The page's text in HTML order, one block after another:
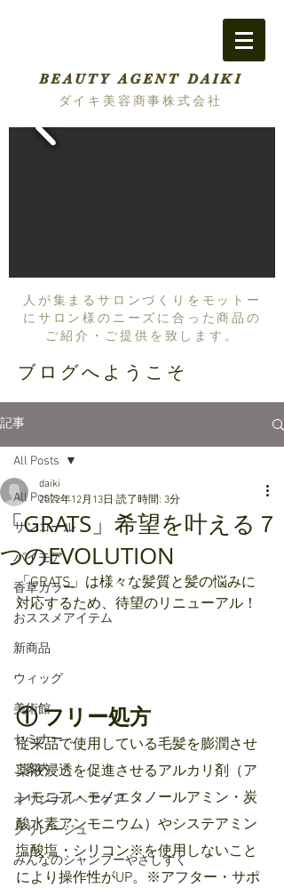
BEAUTY AGENT DAIKI
ダイキ美容商事株式会社
人が集まるサロンづくりをモットー
にサロン様のニーズに合った商品の
ご紹介・ご提供を致します。
ブログへようこそ
記事
All Posts
サンコール
パイモア
香草カラー
おススメアイテム
新商品
ウィッグ
美術館
セミナー
ご案内
オリジナルヘアケア
クリレージュ
みんなのシャンプーやさしずく
All Posts
「GRATS」希望を叶える７
つのEVOLUTION
daiki
2022年12月13日 読了時間: 3分
「GRATS」は様々な髪質と髪の悩みに
対応するため、待望のリニューアル！
① フリー処方
従来品で使用している毛髪を膨潤させ
薬液浸透を促進させるアルカリ剤（ア
ンモニア・モノエタノールアミン・炭
酸水素アンモニウム）やシステアミン
塩酸塩・シリコン※を使用しないこと
により操作性がUP。※アフター・サポ